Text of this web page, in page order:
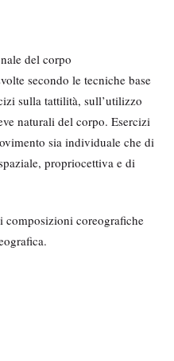
del corpo
secondo le tecniche base
sulla tattilità, sull’utilizzo
naturali del corpo. Esercizi
sia individuale che di
propriocettiva e di
composizioni coreografiche